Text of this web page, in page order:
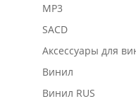
MP3
SACD
Аксессуары для
Винил
Винил RUS